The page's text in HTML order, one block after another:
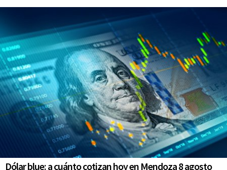
Dólar blue: a cuánto cotizan hoy en Mendoza 8 agosto